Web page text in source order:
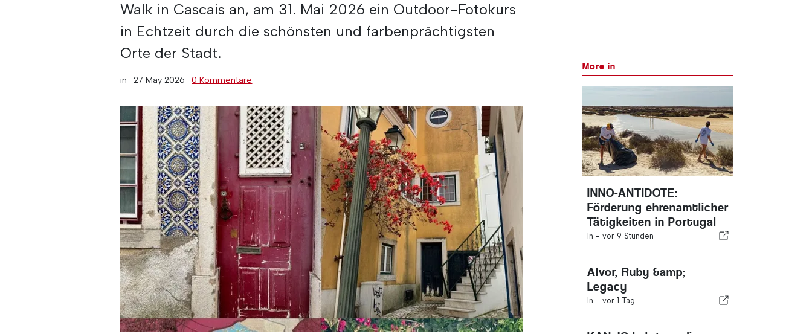
Walk in Cascais an, am 31. Mai 2026 ein Outdoor-Fotokurs
in Echtzeit durch die schönsten und farbenprächtigsten
Orte der Stadt.
in ·27 May 2026 ·0 Kommentare
More in
INNO-ANTIDOTE:
Förderung ehrenamtlicher
Tätigkeiten in Portugal
In - vor 9 Stunden
Alvor, Ruby &amp;
Legacy
In - vor 1 Tag